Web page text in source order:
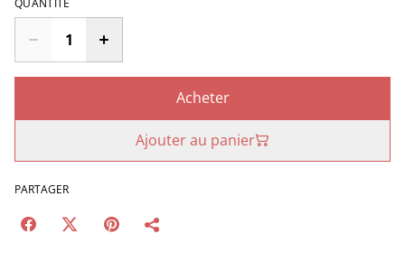
Acheter
Ajouter au panier
PARTAGER